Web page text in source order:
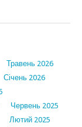
Травень 2026
Січень 2026
Червень 2025
Лютий 2025